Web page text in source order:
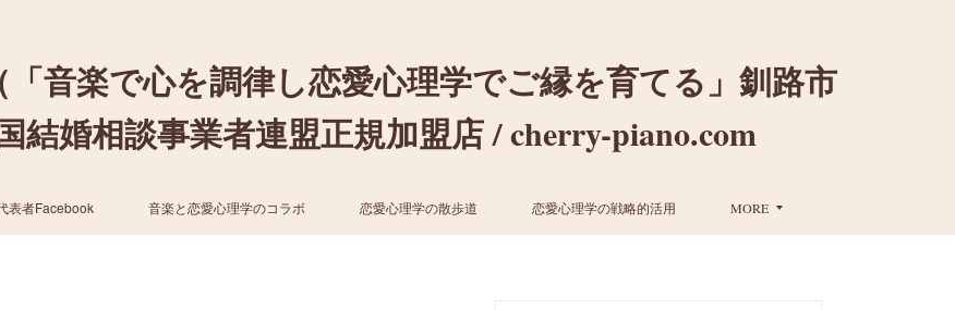
音楽で心を調律し恋愛心理学でご縁を育てる」釧路市
婚相談事業者連盟正規加盟店 / cherry-piano.com
表者Facebook 音楽と恋愛心理学のコラボ 恋愛心理学の散歩道 恋愛心理学の戦略的活用 MORE